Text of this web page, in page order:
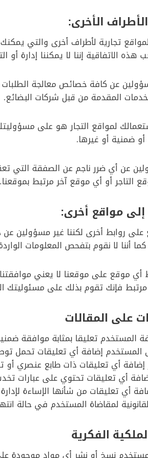
:
تجارية لأطراف أخرى والتي
هذه الاتفاقية إننا لا يمكننا إدارة أو
عن كافة خصائص معالجة الطلبات
المقدمة من قبل شركات البضائع.
لمواقع التجار هو على
ضمنية أو غيرها.
عن أي ضرر ناجم عن الصفقة
التاجر أو أي موقع آخر مرتبط بموقعنا.
إلى مواقع أخرى:
روابط أخرى لكننا غير مسؤولين
أننا لا نقوم بتفحص المعلومات
أي موقع على موقعنا لا يعني
فإنك تقوم بذلك على مسئوليتك
المستخدم تعليقا بمثابة موافقة
إضافة أي تعليقات تحمل
أي تعليقات ذات طابع عنصري أو
أي تعليقات تحتوي على عبارات
أي تعليقات من شأنها الإساءة
لمقاضاة المستخدم في حالة